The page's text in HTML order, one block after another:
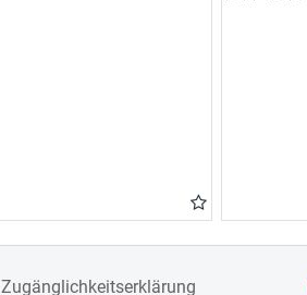
Zugänglichkeitserklärung